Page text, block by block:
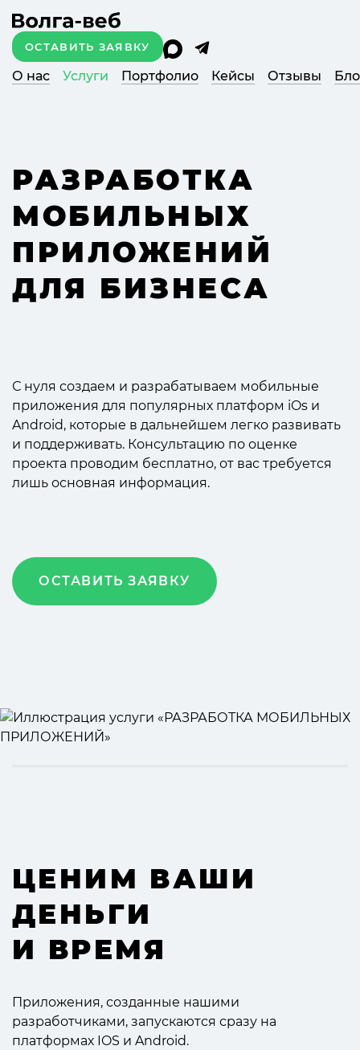
О нас Услуги Портфолио Кейсы Отзывы
ОСТАВИТЬ ЗАЯВКУ
РАЗРАБОТКА
МОБИЛЬНЫХ
ПРИЛОЖЕНИЙ
ДЛЯ БИЗНЕСА
С нуля создаем и разрабатываем мобильные
приложения для популярных платформ iOs и
Android, которые в дальнейшем легко развивать
и поддерживать. Консультацию по оценке
проекта проводим бесплатно, от вас требуется
лишь основная информация.
ОСТАВИТЬ ЗАЯВКУ
ЦЕНИМ ВАШИ
ДЕНЬГИ
И ВРЕМЯ
Приложения, созданные нашими
разработчиками, запускаются сразу на
платформах IOS и Android.